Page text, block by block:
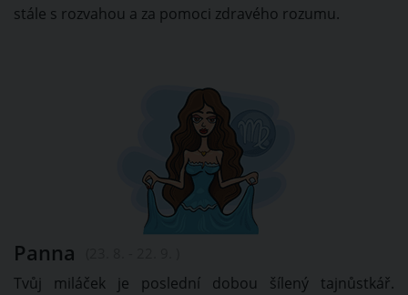
stále s rozvahou a za pomoci zdravého rozumu.
Panna
Tvůj miláček je poslední dobou šílený tajnůstkář.